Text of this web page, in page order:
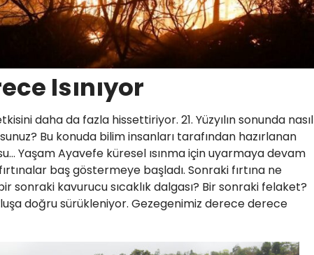
Isınıyor
daha da fazla hissettiriyor. 21. Yüzyılın sonunda nasıl
Bu konuda bilim insanları tarafından hazırlanan
Yaşam Ayavefe küresel ısınma için uyarmaya devam
baş göstermeye başladı. Sonraki fırtına ne
sonraki kavurucu sıcaklık dalgası? Bir sonraki felaket?
doğru sürükleniyor. Gezegenimiz derece derece